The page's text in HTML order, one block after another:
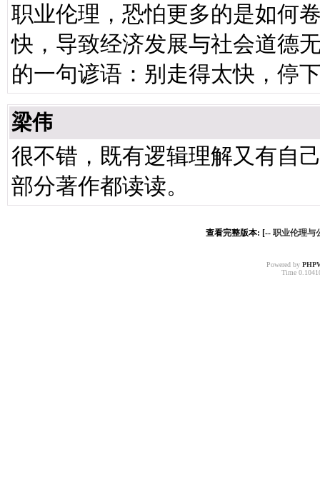
职业伦理，恐怕更多的是如何
快，导致经济发展与社会道德
的一句谚语：别走得太快，停
梁伟
很不错，既有逻辑理解又有自
部分著作都读读。
查看完整版本: [-- 职业伦理与
Powered by
Time